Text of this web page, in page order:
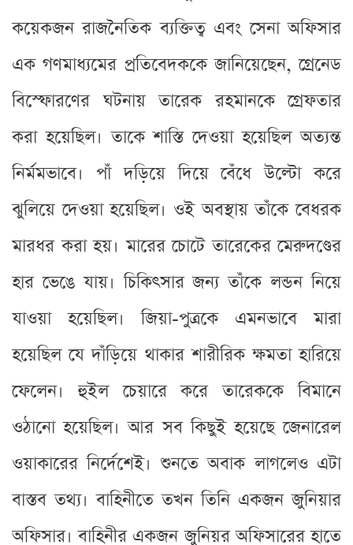
কয়েকজন রাজনৈতিক ব্যক্তিত্ব এবং সেনা অফিসার
এক গণমাধ্যমের প্রতিবেদককে জানিয়েছেন, গ্রেনেড
বিস্ফোরণের ঘটনায় তারেক রহমানকে গ্রেফতার
করা হয়েছিল। তাকে শাস্তি দেওয়া হয়েছিল অত্যন্ত
নির্মমভাবে। পাঁ দড়িয়ে দিয়ে বেঁধে উল্টো করে
ঝুলিয়ে দেওয়া হয়েছিল। ওই অবস্থায় তাঁকে বেধরক
মারধর করা হয়। মারের চোটে তারেকের মেরুদণ্ডের
হার ভেঙে যায়। চিকিৎসার জন্য তাঁকে লন্ডন নিয়ে
যাওয়া হয়েছিল। জিয়া-পুত্রকে এমনভাবে মারা
হয়েছিল যে দাঁড়িয়ে থাকার শারীরিক ক্ষমতা হারিয়ে
ফেলেন। হুইল চেয়ারে করে তারেককে বিমানে
ওঠানো হয়েছিল। আর সব কিছুই হয়েছে জেনারেল
ওয়াকারের নির্দেশেই। শুনতে অবাক লাগলেও এটা
বাস্তব তথ্য। বাহিনীতে তখন তিনি একজন জুনিয়ার
অফিসার। বাহিনীর একজন জুনিয়র অফিসারের হাতে